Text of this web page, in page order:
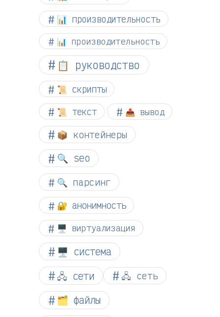
📊 производительность
📊 производительность
📋 руководство
📜 скрипты
📜 текст 📤 вывод
📦 контейнеры
🔍 seo
🔍 парсинг
🔐 анонимность
🖥️ виртуализация
🖥️ система
🖧 сети
🖧 сеть
🗂️ файлы